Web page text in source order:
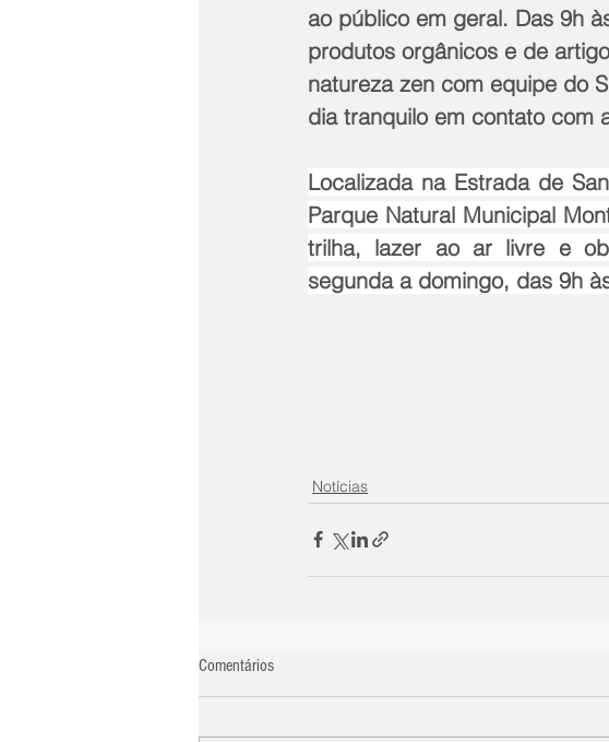
ao público em geral. Das 9h
produtos orgânicos e de
natureza zen com equipe do
dia tranquilo em contato com
Localizada na Estrada de
Parque Natural Municipal
trilha, lazer ao ar livre e
segunda a domingo, das 9h
Notícias
Comentários